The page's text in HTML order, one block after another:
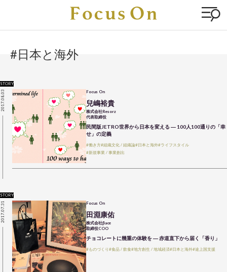
#日本と海外
STORY
2017.08.03 Focus On
兒嶋裕貴
株式会社Resorz
代表取締役
民間版JETRO世界から日本を変える ― 100人100通りの「幸
せ」の定義
#働き方#組織文化 / 組織論#日本と海外#ライフスタイル
#新規事業 / 事業創出
STORY
2017.07.31 Focus On
田淵康佑
株式会社βace
取締役COO
チョコレートに幾重の体験を ― 赤道直下から届く「香り」
#ものづくり #食品 / 飲食#地方創生 / 地域経済#日本と海外#途上国支援